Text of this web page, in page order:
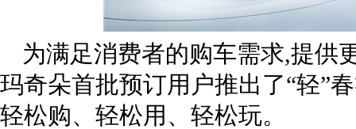
为满足消费者的购车需求,提供
玛奇朵首批预订用户推出了“轻”
轻松购、轻松用、轻松玩。